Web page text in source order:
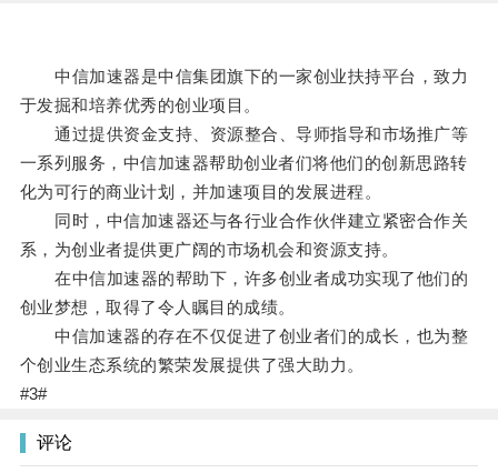
中信加速器是中信集团旗下的一家创业扶持平台，致力
于发掘和培养优秀的创业项目。
通过提供资金支持、资源整合、导师指导和市场推广等
一系列服务，中信加速器帮助创业者们将他们的创新思路转
化为可行的商业计划，并加速项目的发展进程。
同时，中信加速器还与各行业合作伙伴建立紧密合作关
系，为创业者提供更广阔的市场机会和资源支持。
在中信加速器的帮助下，许多创业者成功实现了他们的
创业梦想，取得了令人瞩目的成绩。
中信加速器的存在不仅促进了创业者们的成长，也为整
个创业生态系统的繁荣发展提供了强大助力。
#3#
评论